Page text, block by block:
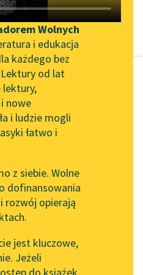
Zgłoś brak utworu
Narzędzia
Mapa Wolnych Lektur
Leśmianator
Przewodnik dla piszących i
API
OAI-PMH
Widget Wolnych Lektur
Przypisy
Wolnych
i edukacja
każdego bez
Lektury od lat
nowe
i ludzie mogli
łatwo i
z siebie. Wolne
dofinansowania
rozwój opierają
jest kluczowe,
Jeżeli
Bolesław Prus
Lalka, tom drugi
może pozwoli do
saloniku…
Między mną i...
Czytaj więcej